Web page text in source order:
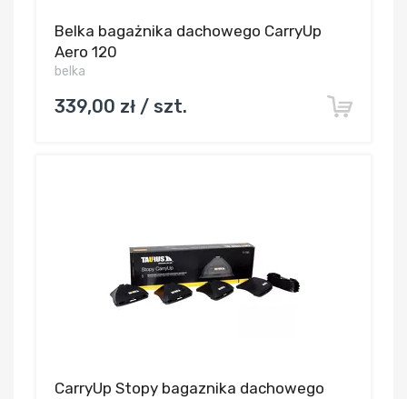
Belka bagażnika dachowego CarryUp
Aero 120
belka
339,00 zł / szt.
CarryUp Stopy bagaznika dachowego